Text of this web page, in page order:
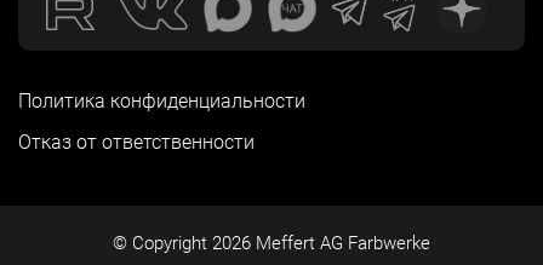
Политика конфиденциальности
Отказ от ответственности
© Copyright 2026 Meffert AG Farbwerke